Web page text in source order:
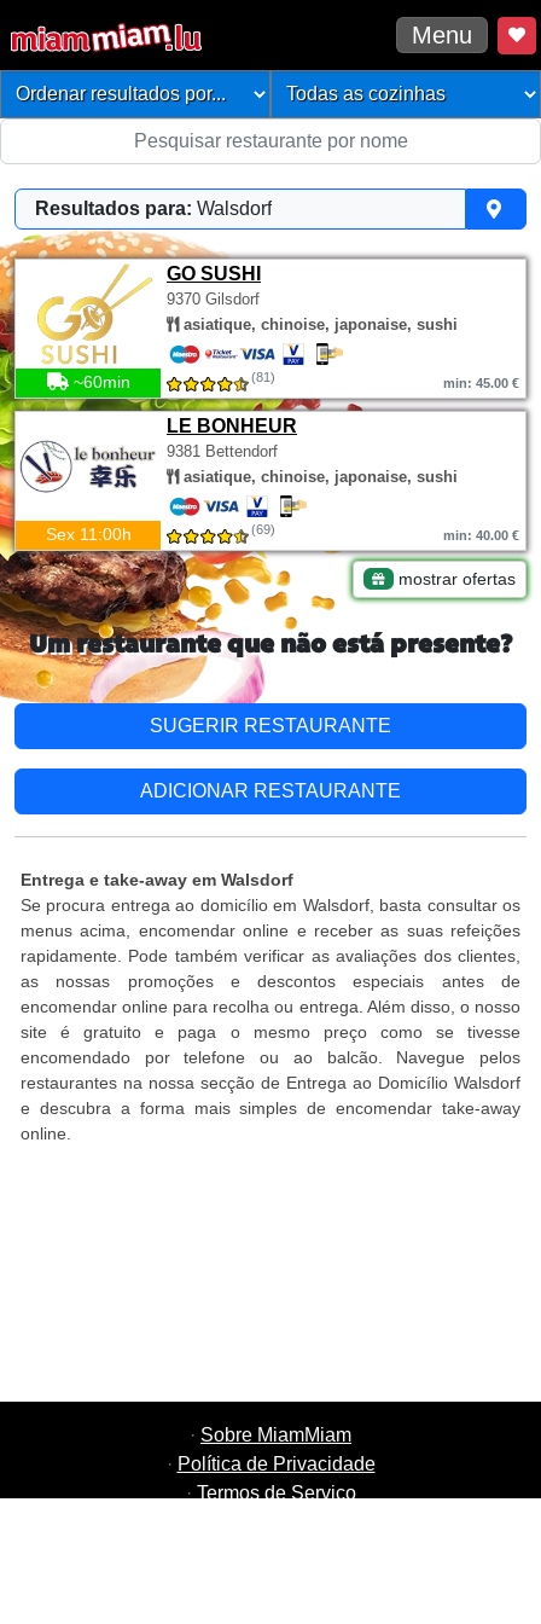
Menu
Resultados para: Walsdorf
GO SUSHI
9370 Gilsdorf
asiatique, chinoise, japonaise, sushi
~60min (81) min: 45.00 €
LE BONHEUR
9381 Bettendorf
asiatique, chinoise, japonaise, sushi
Sex 11:00h (69) min: 40.00 €
mostrar ofertas
Um restaurante que não está presente?
SUGERIR RESTAURANTE
ADICIONAR RESTAURANTE
Entrega e take-away em Walsdorf
Se procura entrega ao domicílio em Walsdorf, basta consultar os
menus acima, encomendar online e receber as suas refeições
rapidamente. Pode também verificar as avaliações dos clientes,
as nossas promoções e descontos especiais antes de
encomendar online para recolha ou entrega. Além disso, o nosso
site é gratuito e paga o mesmo preço como se tivesse
encomendado por telefone ou ao balcão. Navegue pelos
restaurantes na nossa secção de Entrega ao Domicílio Walsdorf
e descubra a forma mais simples de encomendar take-away
online.
· Sobre MiamMiam
· Política de Privacidade
· Termos de Serviço